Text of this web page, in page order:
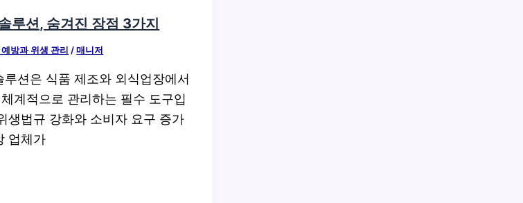
루션, 숨겨진 장점 3가지
방과 위생 관리 /매니저
루션은 식품 제조와 외식업장에서
계적으로 관리하는 필수 도구입
생법규 강화와 소비자 요구 증가
업체가